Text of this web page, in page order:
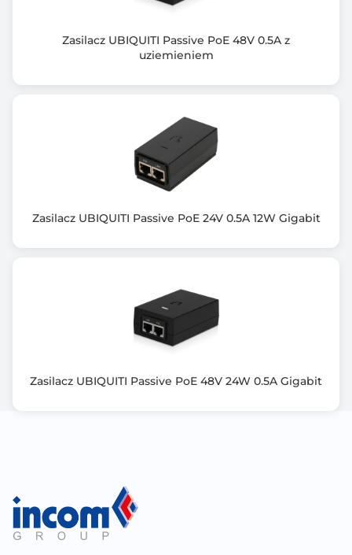
Zasilacz UBIQUITI Passive PoE 48V 0.5A z
uziemieniem
Zasilacz UBIQUITI Passive PoE 24V 0.5A 12W Gigabit
Zasilacz UBIQUITI Passive PoE 48V 24W 0.5A Gigabit